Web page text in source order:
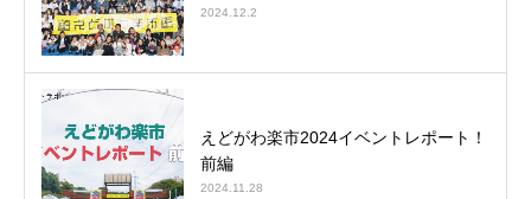
2024.12.2
えどがわ楽市2024イベントレポート！
前編
2024.11.28